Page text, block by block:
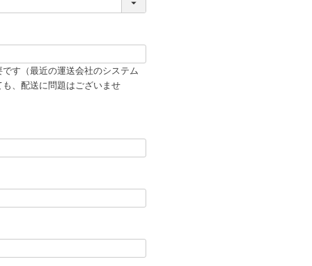
す（最近の運送会社のシステム
、配送に問題はございませ